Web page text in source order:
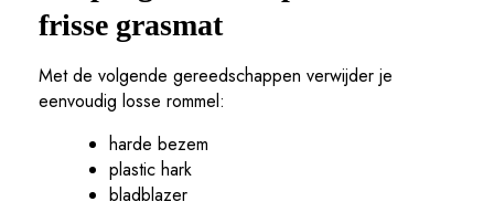
frisse grasmat
Met de volgende gereedschappen verwijder je
eenvoudig losse rommel:
harde bezem
plastic hark
bladblazer